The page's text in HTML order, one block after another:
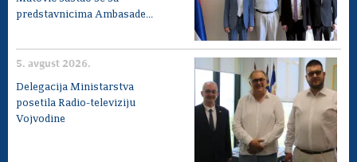
predstavnicima Ambasade...
5. avgust 2026.
Delegacija Ministarstva
posetila Radio-televiziju
Vojvodine